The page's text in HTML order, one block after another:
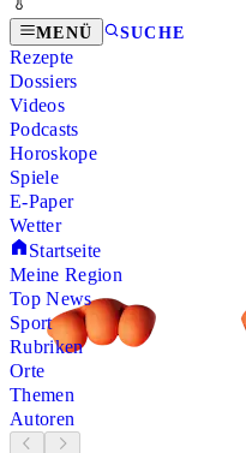
MENÜ SUCHE
Rezepte
Dossiers
Videos
Podcasts
Horoskope
Spiele
E-Paper
Wetter
Startseite
Meine Region
Top News
Sport
Rubriken
Orte
Themen
Autoren